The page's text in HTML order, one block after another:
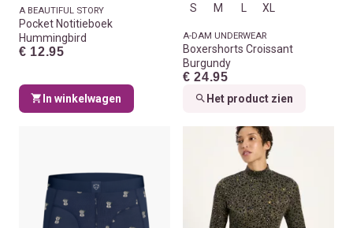
A BEAUTIFUL STORY
Pocket Notitieboek
Hummingbird
€ 12.95
In winkelwagen
S M XL
A-DAM UNDERWEAR
Boxershorts Croissant
Burgundy
€ 24.95
Het product zien